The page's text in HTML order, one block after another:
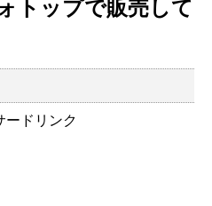
トップで販売して
ードリンク